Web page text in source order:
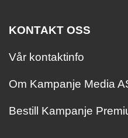
KONTAKT OSS
Vår kontaktinfo
Om Kampanje Media
Bestill Kampanje